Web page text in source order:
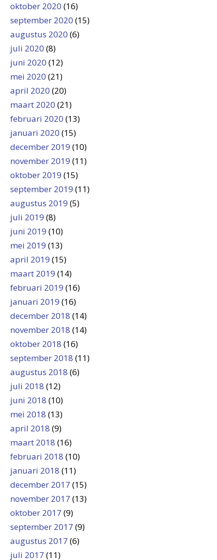
oktober 2020 (16)
september 2020 (15)
augustus 2020 (6)
juli 2020 (8)
juni 2020 (12)
mei 2020 (21)
april 2020 (20)
maart 2020 (21)
februari 2020 (13)
januari 2020 (15)
december 2019 (10)
november 2019 (11)
oktober 2019 (15)
september 2019 (11)
augustus 2019 (5)
juli 2019 (8)
juni 2019 (10)
mei 2019 (13)
april 2019 (15)
maart 2019 (14)
februari 2019 (16)
januari 2019 (16)
december 2018 (14)
november 2018 (14)
oktober 2018 (16)
september 2018 (11)
augustus 2018 (6)
juli 2018 (12)
juni 2018 (10)
mei 2018 (13)
april 2018 (9)
maart 2018 (16)
februari 2018 (10)
januari 2018 (11)
december 2017 (15)
november 2017 (13)
oktober 2017 (9)
september 2017 (9)
augustus 2017 (6)
juli 2017 (11)